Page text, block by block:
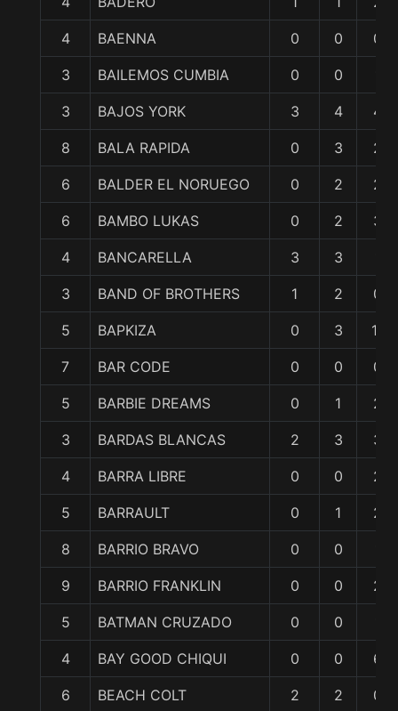
4 BAENNA 0 0 0
3 BAILEMOS CUMBIA 0 0
3 BAJOS YORK 3 4 4
8 BALA RAPIDA 0 3 2
6 BALDER EL NORUEGO 0 2 2
6 BAMBO LUKAS 0 2 3
4 BANCARELLA 3 3
3 BAND OF BROTHERS 1 2 0
5 BAPKIZA 0 3 11
7 BAR CODE 0 0 0
5 BARBIE DREAMS 0 1 2
3 BARDAS BLANCAS 2 3 3
4 BARRA LIBRE 0 0 2
5 BARRAULT 0 1 2
8 BARRIO BRAVO 0 0
9 BARRIO FRANKLIN 0 0 2
5 BATMAN CRUZADO 0 0
4 BAY GOOD CHIQUI 0 0 6
6 BEACH COLT 2 2 0